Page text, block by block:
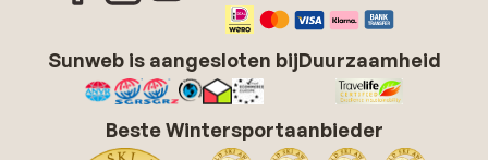
Sunweb is aangesloten bijDuurzaamheid
Beste Wintersportaanbieder